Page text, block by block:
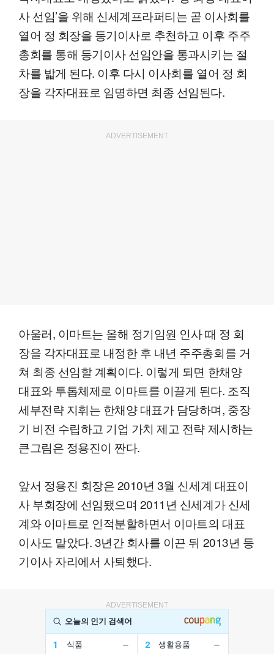
사 선임’을 위해 신세계프라퍼티는 곧 이사회를
열어 정 회장을 등기이사로 추천하고 이후 주주
총회를 통해 등기이사 선임안을 통과시키는 절
차를 밟게 된다. 이후 다시 이사회를 열어 정 회
장을 각자대표로 임명하면 최종 선임된다.
ADVERTISEMENT
아울러, 이마트는 올해 정기임원 인사 때 정 회
장을 각자대표로 내정한 후 내년 주주총회를 거
쳐 최종 선임할 계획이다. 이렇게 되면 한채양
대표와 투톱체제로 이마트를 이끌게 된다. 조직
세부전략 지휘는 한채양 대표가 담당하며, 중장
기 비전 수립하고 기업 가치 제고 전략 제시하는
큰그림은 정용진이 짠다.
앞서 정용진 회장은 2010년 3월 신세계 대표이
사 부회장에 선임됐으며 2011년 신세계가 신세
계와 이마트로 인적분할하면서 이마트의 대표
이사도 맡았다. 3년간 회사를 이끈 뒤 2013년 등
기이사 자리에서 사퇴했다.
ADVERTISEMENT